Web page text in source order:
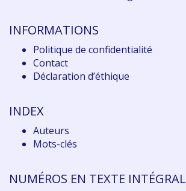
INFORMATIONS
Politique de confidentialité
Contact
Déclaration d’éthique
INDEX
Auteurs
Mots-clés
NUMÉROS EN TEXTE INTÉGRAL